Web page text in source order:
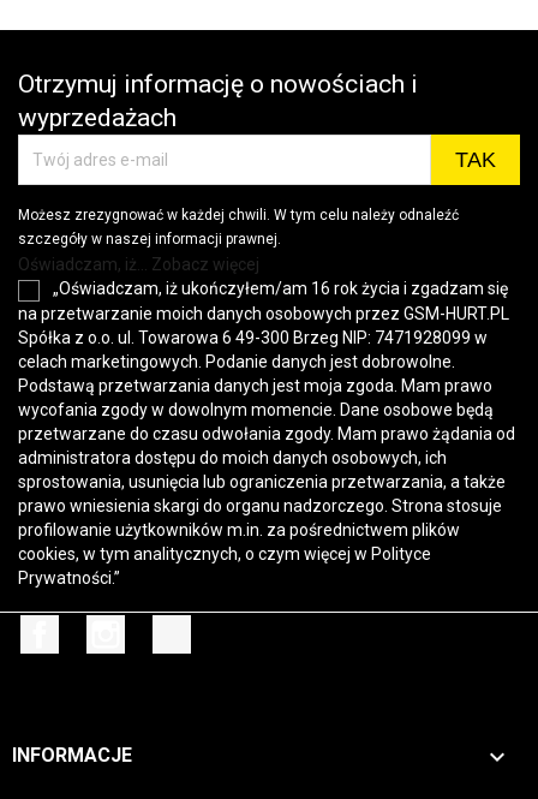
Otrzymuj informację o nowościach i
wyprzedażach
Możesz zrezygnować w każdej chwili. W tym celu należy odnaleźć
szczegóły w naszej informacji prawnej.
Oświadczam, iż... Zobacz więcej
„Oświadczam, iż ukończyłem/am 16 rok życia i zgadzam się
na przetwarzanie moich danych osobowych przez GSM-HURT.PL
Spółka z o.o. ul. Towarowa 6 49-300 Brzeg NIP: 7471928099 w
celach marketingowych. Podanie danych jest dobrowolne.
Podstawą przetwarzania danych jest moja zgoda. Mam prawo
wycofania zgody w dowolnym momencie. Dane osobowe będą
przetwarzane do czasu odwołania zgody. Mam prawo żądania od
administratora dostępu do moich danych osobowych, ich
sprostowania, usunięcia lub ograniczenia przetwarzania, a także
prawo wniesienia skargi do organu nadzorczego. Strona stosuje
profilowanie użytkowników m.in. za pośrednictwem plików
cookies, w tym analitycznych, o czym więcej w Polityce
Prywatności.”
INFORMACJE 